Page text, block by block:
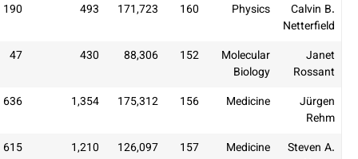
160
171,723
190
4
152
88,306
47
3
156
175,312
1,354
636
20
157
126,097
1,210
615
18